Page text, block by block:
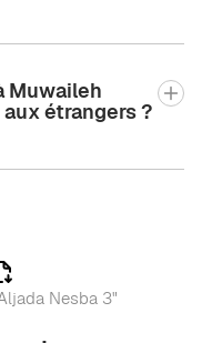
Muwaileh
étrangers ?
Nesba 3"